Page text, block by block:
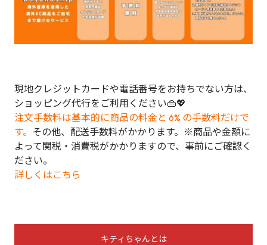
現地クレジットカードや電話番号をお持ちでない方は、
ショッピング代行をご利用ください👜💖
注文手数料は基本的に商品の料金と 6% の手数料だけで
す。 その他、配送手数料がかかります。※商品や金額に
よって関税・消費税がかかりますので、事前にご確認く
ださい。
詳しくはこちら
キティちゃんとは